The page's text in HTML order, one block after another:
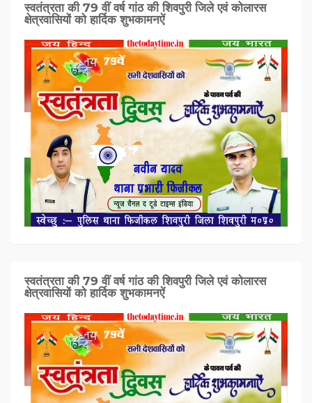
स्वतंत्रता की 79 वीं वर्ष गांठ की शिवपुरी जिले एवं कोलारस
क्षेत्रवासियों को हार्दिक शुभकामनऐं
स्वतंत्रता की 79 वीं वर्ष गांठ की शिवपुरी जिले एवं कोलारस
क्षेत्रवासियों को हार्दिक शुभकामनऐं